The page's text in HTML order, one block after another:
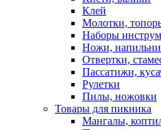
Клей
Молотки,
Наборы
Ножи,
Отвертки,
Пассатижи,
Рулетки
Пилы, ножовки
Товары для пикника
Мангалы,